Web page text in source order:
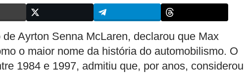
Ayrton Senna McLaren, declarou que Max
o maior nome da história do automobilismo. O
1984 e 1997, admitiu que, por anos, considerou